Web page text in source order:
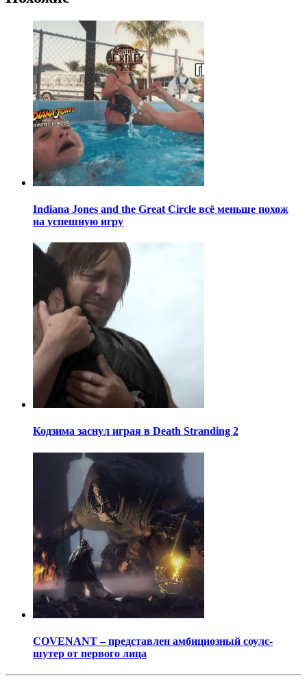
Indiana Jones and the Great Circle всё меньше похож
на успешную игру
Кодзима заснул играя в Death Stranding 2
COVENANT – представлен амбициозный соулс-
шутер от первого лица